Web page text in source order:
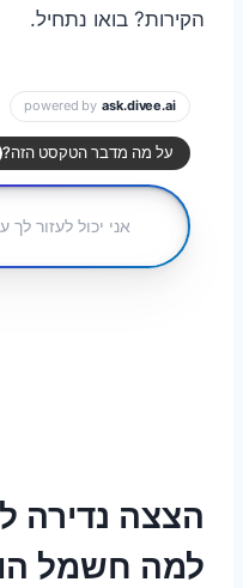
הקירות? בואו נתחיל.
הצצה נדירה